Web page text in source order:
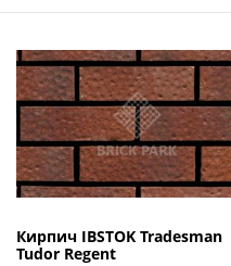
Кирпич IBSTOK Tradesman
Tudor Regent